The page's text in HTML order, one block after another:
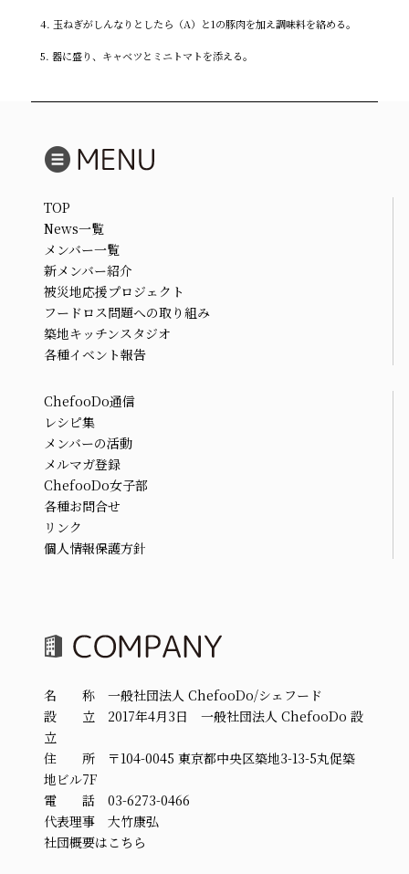
4. 玉ねぎがしんなりとしたら（A）と1の豚肉を加え調味料を絡める。
5. 器に盛り、キャベツとミニトマトを添える。
TOP
News一覧
メンバー一覧
新メンバー紹介
被災地応援プロジェクト
フードロス問題への取り組み
築地キッチンスタジオ
各種イベント報告
ChefooDo通信
レシピ集
メンバーの活動
メルマガ登録
ChefooDo女子部
各種お問合せ
リンク
個人情報保護方針
名 称 一般社団法人 ChefooDo/シェフード
設 立 2017年4月3日 一般社団法人 ChefooDo 設
立
住 所 〒104-0045 東京都中央区築地3-13-5丸促築
地ビル7F
電 話 03-6273-0466
代表理事 大竹康弘
社団概要はこちら